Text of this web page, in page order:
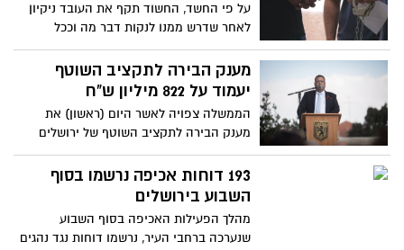
על פי החשד, החשוד תקף את העובד ניקיון
לאחר שדרש ממנו לנקות דבר מה וככל
הנראה תשובתו של העובד לא הייתה לרוחו
מענק הבירה לתקציב השוטף
יעמוד על 822 מיליון ש"ח
הממשלה צפויה לאשר היום (ראשון) את
מענק הבירה לתקציב השוטף של ירושלים
שיעמוד על סך 822 מיליון ש"ח, לעומת 765
מליון ש"ח בשנה שעברה
193 דוחות אכיפה נרשמו בסוף
השבוע בירושלים
מהלך הפעילות האכיפה בסוף השבוע
שנערכה ברחבי העיר, נרשמו דוחות נגד נהגים